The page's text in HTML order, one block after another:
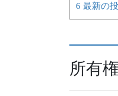
6 最新の
所有